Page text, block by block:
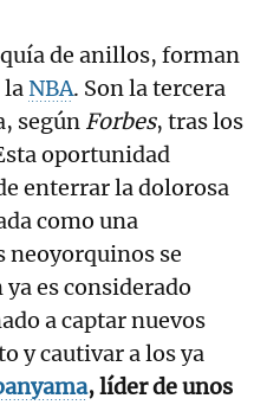
de anillos, forman
la NBA. Son la tercera
según Forbes, tras los
oportunidad
enterrar la dolorosa
como una
neoyorquinos se
es considerado
a captar nuevos
y cautivar a los ya
, líder de unos